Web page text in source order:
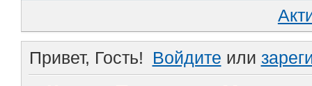
Привет, Гость! Войдите или